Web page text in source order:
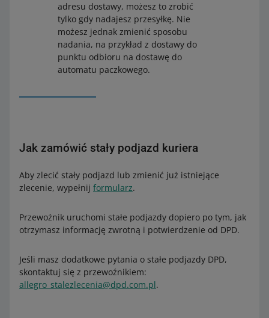
adresu dostawy, możesz to zrobić
tylko gdy nadajesz przesyłkę. Nie
możesz jednak zmienić sposobu
nadania, na przykład z dostawy do
punktu odbioru na dostawę do
automatu paczkowego.
Jak zamówić stały podjazd kuriera
Aby zlecić stały podjazd lub zmienić już istniejące
zlecenie, wypełnij formularz.
Przewoźnik uruchomi stałe podjazdy dopiero po tym, jak
otrzymasz informację zwrotną i potwierdzenie od DPD.
Jeśli masz dodatkowe pytania o stałe podjazdy DPD,
skontaktuj się z przewoźnikiem:
allegro_stalezlecenia@dpd.com.pl.